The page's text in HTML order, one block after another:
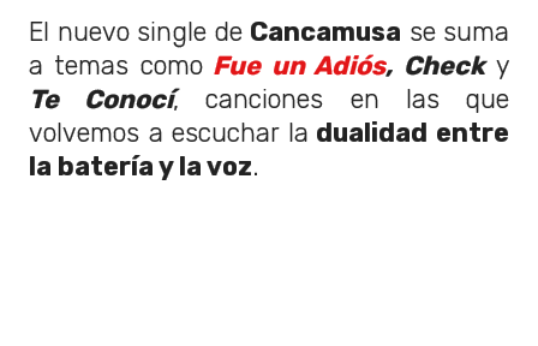
El nuevo single de Cancamusa se suma
a temas como Fue un Adiós, Check y
Te Conocí, canciones en las que
volvemos a escuchar la dualidad entre
la batería y la voz.